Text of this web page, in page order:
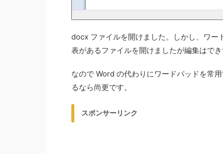
docx ファイルを開けました。しかし、ワー
表があるファイルを開けましたが編集はでき
なので Word の代わりにワードパッドを常
るなら尚更です。
スポンサーリンク